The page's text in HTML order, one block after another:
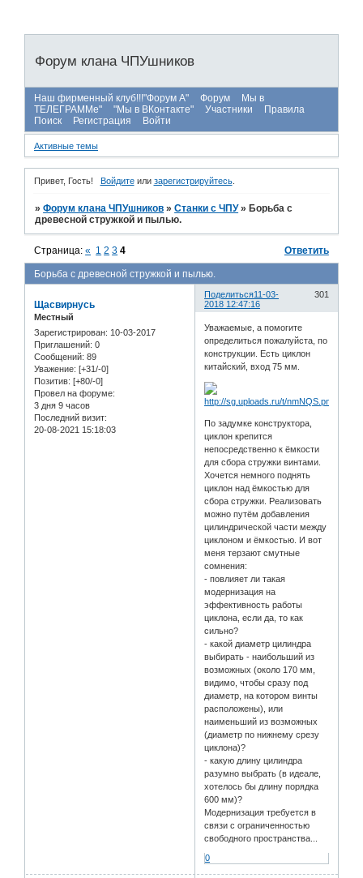
Форум клана ЧПУшников
Наш фирменный клуб!!!"Форум А" Форум
Мы в
ТЕЛЕГРАММе"
"Мы в ВКонтакте" Участники
Правила
Поиск
Регистрация Войти
Активные темы
Привет, Гость! Войдитеили зарегистрируйтесь.
»Форум клана ЧПУшников »Станки с ЧПУ » Борьба с
древесной стружкой и пылью.
Борьба с древесной стружкой и пылью.
Страница:« 1 2 3 4 Ответить
Поделиться 301
11-03-
2018 12:47:16
Щасвирнусь
Местный
Зарегистрирован: 10-03-2017
Приглашений: 0
Сообщений: 89
Уважение: [+31/-0]
Позитив: [+80/-0]
Провел на форуме:
3 дня 9 часов
Последний визит:
20-08-2021 15:18:03
Уважаемые, а помогите
определиться пожалуйста, по
конструкции. Есть циклон
китайский, вход 75 мм.
По задумке конструктора,
циклон крепится
непосредственно к ёмкости
для сбора стружки винтами.
Хочется немного поднять
циклон над ёмкостью для
сбора стружки. Реализовать
можно путём добавления
цилиндрической части между
циклоном и ёмкостью. И вот
меня терзают смутные
сомнения:
- повлияет ли такая
модернизация на
эффективность работы
циклона, если да, то как
сильно?
- какой диаметр цилиндра
выбирать - наибольший из
возможных (около 170 мм,
видимо, чтобы сразу под
диаметр, на котором винты
расположены), или
наименьший из возможных
(диаметр по нижнему срезу
циклона)?
- какую длину цилиндра
разумно выбрать (в идеале,
хотелось бы длину порядка
600 мм)?
Модернизация требуется в
связи с ограниченностью
свободного пространства...
0